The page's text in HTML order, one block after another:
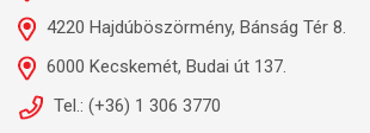
4220 Hajdúböszörmény, Bánság Tér 8.
6000 Kecskemét, Budai út 137.
Tel.: (+36) 1 306 3770